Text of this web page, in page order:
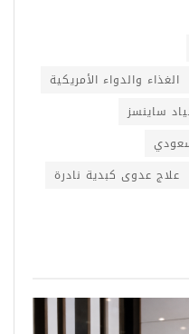
الغذاء والدواء الأمريكية
ساينسز
علاج عدوى كبدية نادرة